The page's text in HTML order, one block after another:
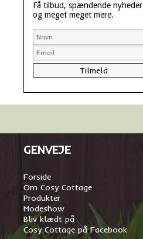
Få tilbud, spændende nyheder
og meget meget mere.
GENVEJE
Forside
Om Cosy Cottage
Produkter
Modeshow
Bliv klædt på
Cosy Cottage på Facebook